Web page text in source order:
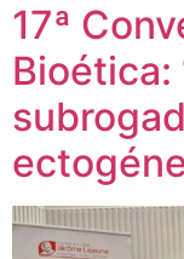
17ª
Bioética: